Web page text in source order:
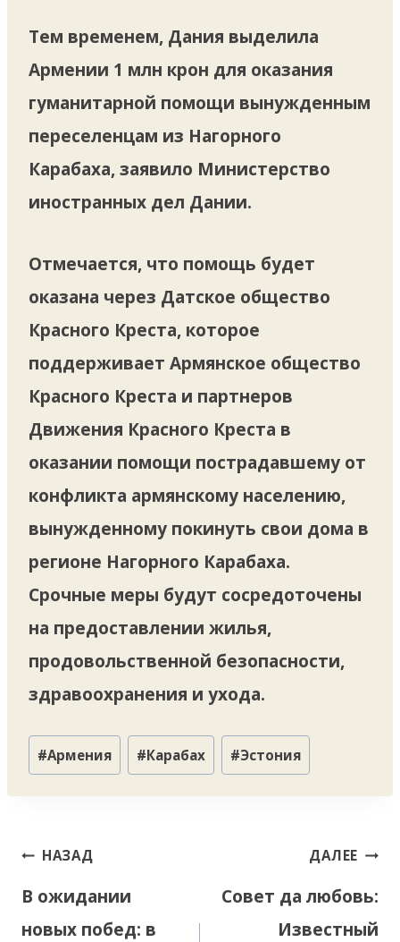
Тем временем, Дания выделила
Армении 1 млн крон для оказания
гуманитарной помощи вынужденным
переселенцам из Нагорного
Карабаха, заявило Министерство
иностранных дел Дании.
Отмечается, что помощь будет
оказана через Датское общество
Красного Креста, которое
поддерживает Армянское общество
Красного Креста и партнеров
Движения Красного Креста в
оказании помощи пострадавшему от
конфликта армянскому населению,
вынужденному покинуть свои дома в
регионе Нагорного Карабаха.
Срочные меры будут сосредоточены
на предоставлении жилья,
продовольственной безопасности,
здравоохранения и ухода.
Метки
записи:
#Армения #Карабах #Эстония
Навигация
записям
НАЗАД
В ожидании
новых побед: в
ДАЛЕЕ
Совет да любовь:
Известный